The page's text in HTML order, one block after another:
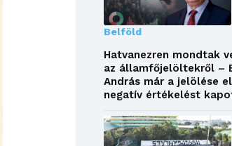
Belföld
Hatvanezren mondtak
az államfőjelöltekről –
András már a jelölése
negatív értékelést